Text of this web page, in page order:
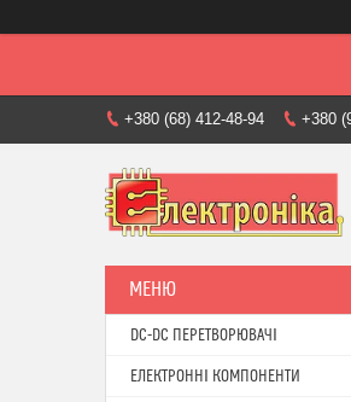
+380 (68) 412-48-94 +380
DC-DC ПЕРЕТВОРЮВАЧІ
ЕЛЕКТРОННІ КОМПОНЕНТИ